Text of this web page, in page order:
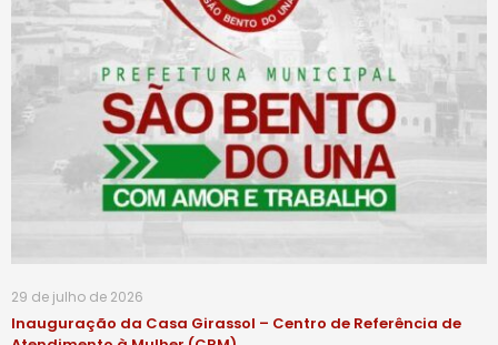
29 de julho de 2026
Inauguração da Casa Girassol – Centro de Referência de